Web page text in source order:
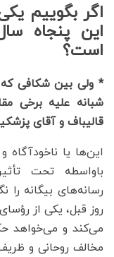
اگر بگوییم
این پنجاه
است؟
* ولی بین شکافی
شبانه علیه برخی
قالیباف و آقای
این‌ها یا
باواسطه تحت
رسانه‌های بیگانه
می‌کند و می‌خواهد
مخالف روحانی و